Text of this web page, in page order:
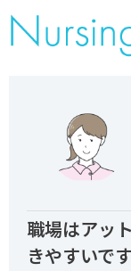
職場はアッ
きやすいで